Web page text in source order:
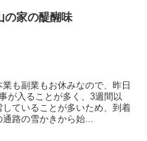
の家の醍醐味
も副業もお休みなので、昨日
が入ることが多く、3週間以
ていることが多いため、到着
路の雪かきから始...